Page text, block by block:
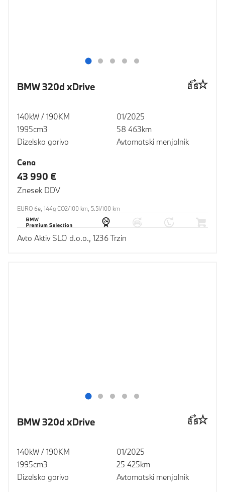
BMW 320d xDrive
140kW / 190KM
1995cm3
Dizelsko gorivo
01/2025
58 463km
Avtomatski menjalnik
Cena
43 990 €
Znesek DDV
EURO 6e, 144g CO2/100 km, 5.5l/100 km
Avto Aktiv SLO d.o.o., 1236 Trzin
BMW 320d xDrive
140kW / 190KM
1995cm3
Dizelsko gorivo
01/2025
25 425km
Avtomatski menjalnik